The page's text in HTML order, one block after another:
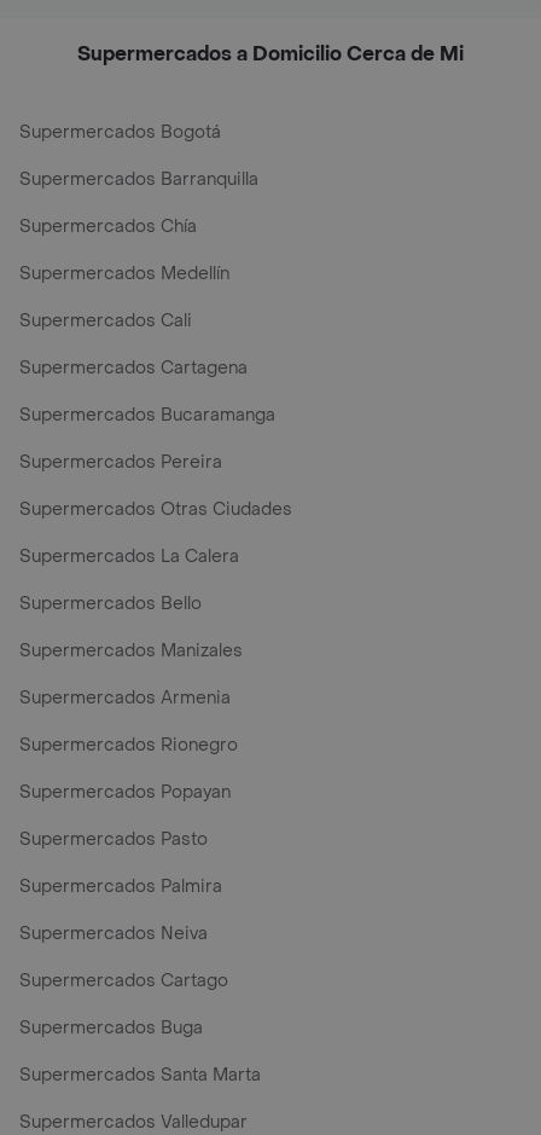
Supermercados a Domicilio Cerca de Mi
Supermercados Bogotá
Supermercados Barranquilla
Supermercados Chía
Supermercados Medellín
Supermercados Cali
Supermercados Cartagena
Supermercados Bucaramanga
Supermercados Pereira
Supermercados Otras Ciudades
Supermercados La Calera
Supermercados Bello
Supermercados Manizales
Supermercados Armenia
Supermercados Rionegro
Supermercados Popayan
Supermercados Pasto
Supermercados Palmira
Supermercados Neiva
Supermercados Cartago
Supermercados Buga
Supermercados Santa Marta
Supermercados Valledupar